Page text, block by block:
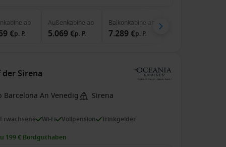
ab
€p. P.
Außenkabine ab
5.069 €p. P.
Balkonkabine ab
7.289 €p. P.
Sirena
Barcelona An Venedig Sirena
Wi-Fi Vollpension Trinkgelder
199 € Bordguthaben